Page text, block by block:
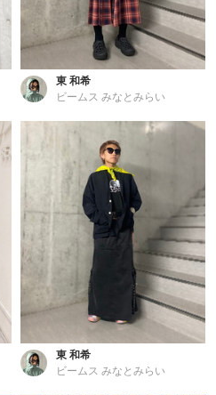
東 和希
ビームス みなとみらい
東 和希
ビームス みなとみらい